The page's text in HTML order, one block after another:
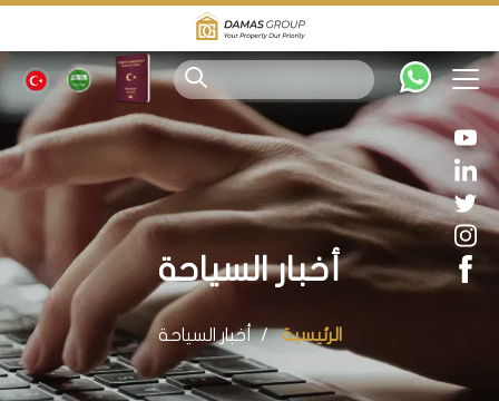
أخبار السياحة
الرئيسية أخبار السياحة